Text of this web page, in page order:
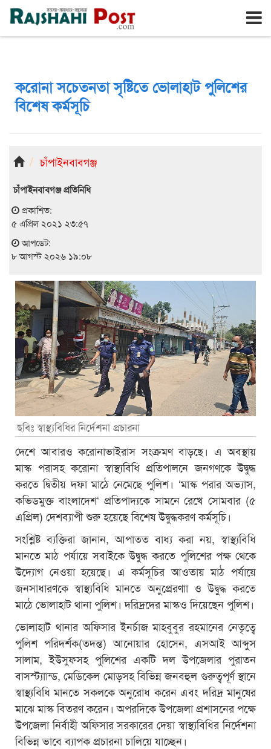
রাজশাহী শনিবার, ৮ই আগস্ট ২০২৬, ২৫শে শ্রাবণ ১৪৩৩
করোনা সচেতনতা সৃষ্টিতে ভোলাহাট পুলিশের
বিশেষ কর্মসূচি
চাঁপাইনবাবগঞ্জ
চাঁপাইনবাবগঞ্জ প্রতিনিধি
প্রকাশিত:
৫ এপ্রিল ২০২১ ২৩:৫৭
আপডেট:
৮ আগস্ট ২০২৬ ১৯:০৮
ছবিঃ স্বাস্থ্যবিধির নির্দেশনা প্রচারনা
দেশে আবারও করোনাভাইরাস সংক্রমণ বাড়ছে। এ অবস্থায়
মাস্ক পরাসহ করোনা স্বাস্থ্যবিধি প্রতিপালনে জনগণকে উদ্বুদ্ধ
করতে দ্বিতীয় দফা মাঠে নেমেছে পুলিশ। ‘মাস্ক পরার অভ্যাস,
কভিডমুক্ত বাংলাদেশ‘ প্রতিপাদ্যকে সামনে রেখে সোমবার (৫
এপ্রিল) দেশব্যাপী শুরু হয়েছে বিশেষ উদ্বুদ্ধকরণ কর্মসূচি।
সংশ্লিষ্ট ব্যক্তিরা জানান, আপাতত বাধ্য করা নয়, স্বাস্থ্যবিধি
মানতে মাঠ পর্যায়ে সবাইকে উদ্বুদ্ধ করতে পুলিশের পক্ষ থেকে
উদ্যোগ নেওয়া হয়েছে। এ কর্মসূচির আওতায় মাঠ পর্যায়ে
জনসাধারণকে স্বাস্থ্যবিধি মানতে অনুপ্রেরণাা ও উদ্বুদ্ধ করতে
মাঠে ভোলাহাট থানা পুলিশ। দরিদ্রদের মাস্কও দিয়েছেন পুলিশ।
ভোলাহাট থানার অফিসার ইনর্চাজ মাহবুবুর রহমানের নেতৃত্বে
পুলিশ পরিদর্শক(তদন্ত) আনোয়ার হোসেন, এসআই আব্দুস
সালাম, ইউসুফসহ পুলিশের একটি দল উপজেলার পুরাতন
বাসস্ট্যাান্ড, মেডিকেল মোড়সহ বিভিন্ন জনবহুল গুরুত্বপূর্ণ স্থানে
স্বাস্থ্যবিধি মানতে সকলকে অনুরোধ করেন এবং দরিদ্র মানুষের
মাঝে মাস্ক বিতরণ করেন। অপরদিকে উপজেলা প্রশাসনের পক্ষে
উপজেলা নির্বাহী অফিসার সরকারের দেয়া স্বাস্থ্যবিধির নির্দেশনা
বিভিন্ন ভাবে ব্যাপক প্রচারনা চালিয়ে যাচ্ছেন।